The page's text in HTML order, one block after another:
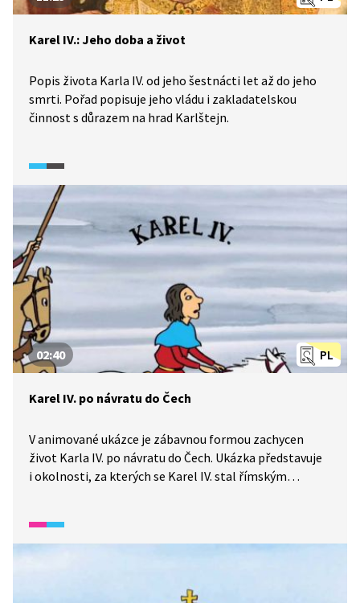
Karel IV.: Jeho doba a život
Popis života Karla IV. od jeho šestnácti let až do jeho
smrti. Pořad popisuje jeho vládu i zakladatelskou
činnost s důrazem na hrad Karlštejn.
PL
02:40
Karel IV. po návratu do Čech
V animované ukázce je zábavnou formou zachycen
život Karla IV. po návratu do Čech. Ukázka představuje
i okolnosti, za kterých se Karel IV. stal římským